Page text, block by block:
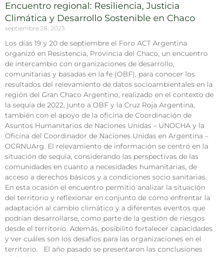
Encuentro regional: Resiliencia, Justicia
Climática y Desarrollo Sostenible en Chaco
septiembre 28, 2023
Los días 19 y 20 de septiembre el Foro ACT Argentina
organizó en Resistencia, Provincia del Chaco, un encuentro
de intercambio con organizaciones de desarrollo,
comunitarias y basadas en la fe (OBF), para conocer los
resultados del relevamiento de datos socioambientales en la
región del Gran Chaco Argentino, realizado en el contexto de
la sequía de 2022, junto a OBF y la Cruz Roja Argentina,
también con el apoyo de la oficina de Coordinación de
Asuntos Humanitarios de Naciones Unidas – UNOCHA y la
Oficina del Coordinador de Naciones Unidas en Argentina –
OCRNUArg. El relevamiento de información se centró en la
situación de sequía, considerando las perspectivas de las
comunidades en cuanto a necesidades humanitarias, de
acceso a derechos básicos y a condiciones socio sanitarias.
En esta ocasión el encuentro permitió analizar la situación
del territorio y reflexionar en conjunto de cómo enfrentar la
adaptación al cambio climático y a diferentes eventos que
podrían desarrollarse, como parte de la gestión de riesgos
desde el territorio. Además, posibilitó fortalecer capacidades
y ver cuáles son los desafíos para las organizaciones en el
territorio. El año pasado se presentaron las conclusiones